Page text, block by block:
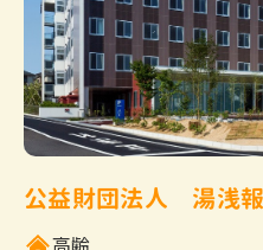
公益財団法人 湯浅
高齢